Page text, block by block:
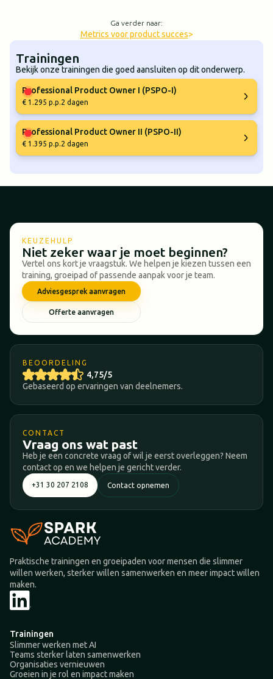
Ga verder naar:
Metrics voor product succes>
Trainingen
Bekijk onze trainingen die goed aansluiten op dit onderwerp.
Professional Product Owner I (PSPO-I)
€ 1.295 p.p.2 dagen
Professional Product Owner II (PSPO-II)
€ 1.395 p.p.2 dagen
KEUZEHULP
Niet zeker waar je moet beginnen?
Vertel ons kort je vraagstuk. We helpen je kiezen tussen een
training, groeipad of passende aanpak voor je team.
Adviesgesprek aanvragen
Offerte aanvragen
BEOORDELING
4,75/5
Gebaseerd op ervaringen van deelnemers.
CONTACT
Vraag ons wat past
Heb je een concrete vraag of wil je eerst overleggen? Neem
contact op en we helpen je gericht verder.
+31 30 207 2108 Contact opnemen
Praktische trainingen en groeipaden voor mensen die slimmer
willen werken, sterker willen samenwerken en meer impact willen
maken.
Trainingen
Slimmer werken met AI
Teams sterker laten samenwerken
Organisaties vernieuwen
Groeien in je rol en impact maken